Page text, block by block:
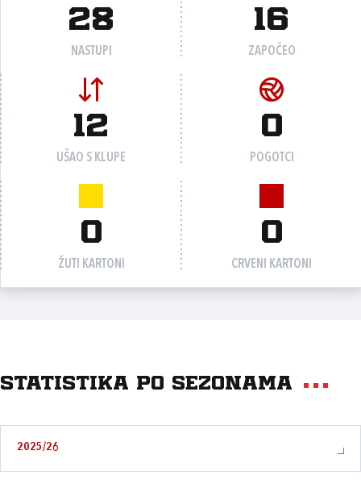
28
NASTUPI
16
ZAPOČEO
12
UŠAO S KLUPE
0
POGOTCI
0
ŽUTI KARTONI
0
CRVENI KARTONI
Statistika po sezonama
2025/26